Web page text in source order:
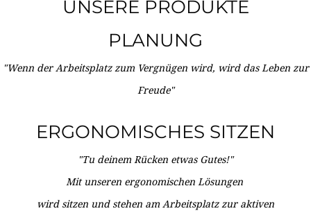
UNSERE PRODUKTE
PLANUNG
"Wenn der Arbeitsplatz zum Vergnügen wird, wird das Leben zur
Freude"
ERGONOMISCHES SITZEN
"Tu deinem Rücken etwas Gutes!"
Mit unseren ergonomischen Lösungen
wird sitzen und stehen am Arbeitsplatz zur aktiven